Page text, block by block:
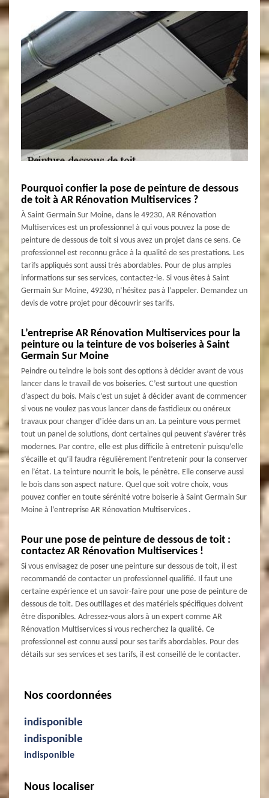
Pourquoi confier la pose de peinture de dessous
de toit à AR Rénovation Multiservices ?
À Saint Germain Sur Moine, dans le 49230, AR Rénovation
Multiservices est un professionnel à qui vous pouvez la pose de
peinture de dessous de toit si vous avez un projet dans ce sens. Ce
professionnel est reconnu grâce à la qualité de ses prestations. Les
tarifs appliqués sont aussi très abordables. Pour de plus amples
informations sur ses services, contactez-le. Si vous êtes à Saint
Germain Sur Moine, 49230, n’hésitez pas à l’appeler. Demandez un
devis de votre projet pour découvrir ses tarifs.
L’entreprise AR Rénovation Multiservices pour la
peinture ou la teinture de vos boiseries à Saint
Germain Sur Moine
Peindre ou teindre le bois sont des options à décider avant de vous
lancer dans le travail de vos boiseries. C’est surtout une question
d’aspect du bois. Mais c’est un sujet à décider avant de commencer
si vous ne voulez pas vous lancer dans de fastidieux ou onéreux
travaux pour changer d’idée dans un an. La peinture vous permet
tout un panel de solutions, dont certaines qui peuvent s’avérer très
modernes. Par contre, elle est plus difficile à entretenir puisqu’elle
s’écaille et qu’il faudra régulièrement l’entretenir pour la conserver
en l’état. La teinture nourrit le bois, le pénètre. Elle conserve aussi
le bois dans son aspect nature. Quel que soit votre choix, vous
pouvez confier en toute sérénité votre boiserie à Saint Germain Sur
Moine à l’entreprise AR Rénovation Multiservices .
Pour une pose de peinture de dessous de toit :
contactez AR Rénovation Multiservices !
Si vous envisagez de poser une peinture sur dessous de toit, il est
recommandé de contacter un professionnel qualifié. Il faut une
certaine expérience et un savoir-faire pour une pose de peinture de
dessous de toit. Des outillages et des matériels spécifiques doivent
être disponibles. Adressez-vous alors à un expert comme AR
Rénovation Multiservices si vous recherchez la qualité. Ce
professionnel est connu aussi pour ses tarifs abordables. Pour des
détails sur ses services et ses tarifs, il est conseillé de le contacter.
Nos coordonnées
indisponible
indisponible
indisponible
Nous localiser